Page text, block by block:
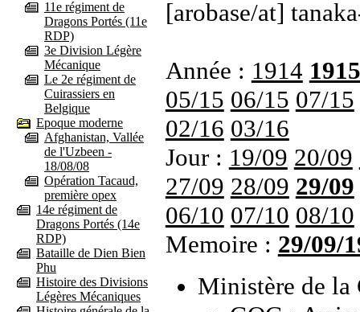
11e régiment de
Dragons Portés (11e
RDP)
3e Division Légère
Mécanique
Le 2e régiment de
Cuirassiers en
Belgique
Epoque moderne
Afghanistan, Vallée
de l'Uzbeen -
18/08/08
Opération Tacaud,
première opex
14e régiment de
Dragons Portés (14e
RDP)
Bataille de Dien Bien
Phu
Histoire des Divisions
Légères Mécaniques
[arobase/at]
Année : 1914 1915
05/15 06/15 07/15
02/16 03/16
Jour : 19/09 20/09
27/09 28/09 29/09
06/10 07/10 08/10
Memoire : 29/09/
Ministère de la